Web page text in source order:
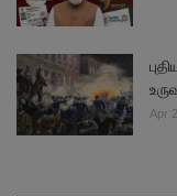
Apr